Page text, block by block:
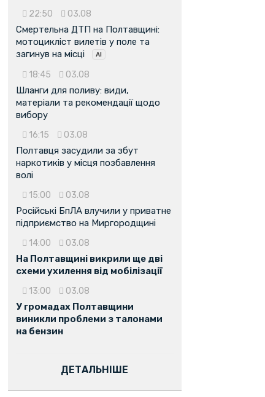
22:50 03.08
Смертельна ДТП на Полтавщині:
мотоцикліст вилетів у поле та
загинув на місці
18:45 03.08
Шланги для поливу: види,
матеріали та рекомендації щодо
вибору
16:15 03.08
Полтавця засудили за збут
наркотиків у місця позбавлення
волі
15:00 03.08
Російські БпЛА влучили у приватне
підприємство на Миргородщині
14:00 03.08
На Полтавщині викрили ще дві
схеми ухилення від мобілізації
13:00 03.08
У громадах Полтавщини
виникли проблеми з талонами
на бензин
ДЕТАЛЬНІШЕ